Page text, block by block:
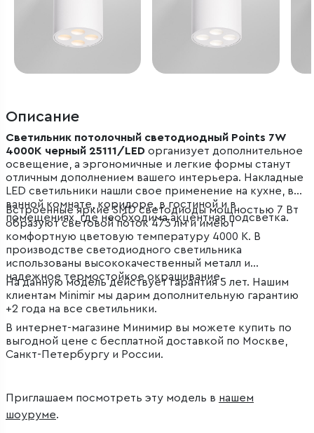
Описание
Светильник потолочный светодиодный Points 7W
4000K черный 25111/LED организует дополнительное
освещение, а эргономичные и легкие формы станут
отличным дополнением вашего интерьера. Накладные
LED светильники нашли свое применение на кухне, в
ванной комнате, коридоре, в гостиной и в
помещениях, где необходима акцентная подсветка.
Встроенные яркие SMD светодиоды мощностью 7 Вт
образуют световой поток 473 лм и имеют
комфортную цветовую температуру 4000 К. В
производстве светодиодного светильника
использованы высококачественный металл и
надежное термостойкое окрашивание.
На данную модель действует гарантия 5 лет. Нашим
клиентам Minimir мы дарим дополнительную гарантию
+2 года на все светильники.
В интернет-магазине Минимир вы можете купить по
выгодной цене с бесплатной доставкой по Москве,
Санкт-Петербургу и России.
Приглашаем посмотреть эту модель в нашем
шоуруме.